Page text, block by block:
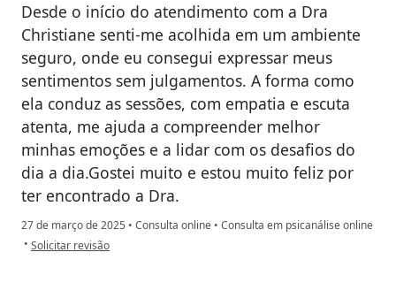
Desde o início do atendimento com a Dra
Christiane senti-me acolhida em um ambiente
seguro, onde eu consegui expressar meus
sentimentos sem julgamentos. A forma como
ela conduz as sessões, com empatia e escuta
atenta, me ajuda a compreender melhor
minhas emoções e a lidar com os desafios do
dia a dia.Gostei muito e estou muito feliz por
ter encontrado a Dra.
27 de março de 2025 • Consulta online • Consulta em psicanálise online
• na opinião do utilizador L C
Solicitar revisão